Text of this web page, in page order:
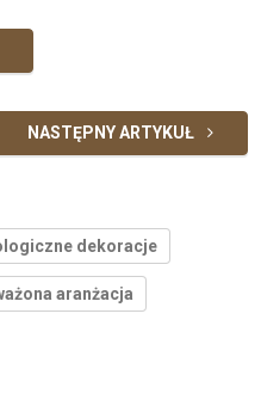
NASTĘPNY ARTYKUŁ
dekoracje
aranżacja